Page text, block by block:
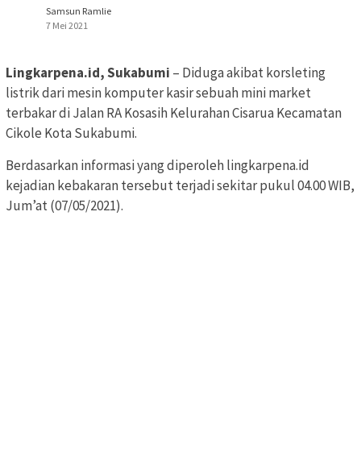
Samsun Ramlie
7 Mei 2021
Lingkarpena.id, Sukabumi – Diduga akibat korsleting
listrik dari mesin komputer kasir sebuah mini market
terbakar di Jalan RA Kosasih Kelurahan Cisarua Kecamatan
Cikole Kota Sukabumi.
Berdasarkan informasi yang diperoleh lingkarpena.id
kejadian kebakaran tersebut terjadi sekitar pukul 04.00 WIB,
Jum’at (07/05/2021).